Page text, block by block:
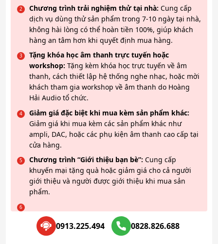
Chương trình trải nghiệm thử tại nhà: Cung cấp
dịch vụ dùng thử sản phẩm trong 7-10 ngày tại nhà,
không hài lòng có thể hoàn tiền 100%, giúp khách
hàng an tâm hơn khi quyết định mua hàng.
Tặng khóa học âm thanh trực tuyến hoặc
workshop: Tặng kèm khóa học trực tuyến về âm
thanh, cách thiết lập hệ thống nghe nhạc, hoặc mời
khách tham gia workshop về âm thanh do Hoàng
Hải Audio tổ chức.
Giảm giá đặc biệt khi mua kèm sản phẩm khác:
Giảm giá khi mua kèm các sản phẩm khác như
ampli, DAC, hoặc các phụ kiện âm thanh cao cấp tại
cửa hàng.
Chương trình “Giới thiệu bạn bè”: Cung cấp
khuyến mại tặng quà hoặc giảm giá cho cả người
giới thiệu và người được giới thiệu khi mua sản
phẩm.
0913.225.494 0828.826.688